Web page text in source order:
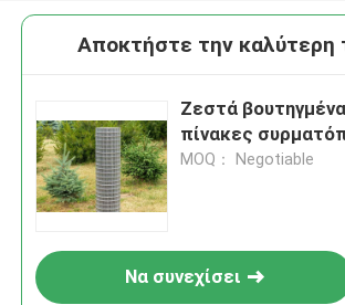
Αποκτήστε την καλύτερη
Ζεστά
πίνακες
MOQ： Negotiable
Να συνεχίσει